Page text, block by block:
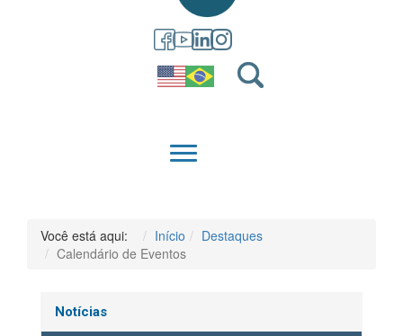
QUEM SOMOS
Você está aqui: Início
Destaques
Calendário de Eventos
Notícias